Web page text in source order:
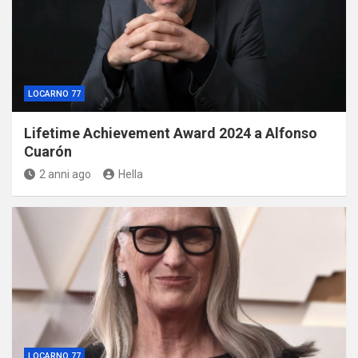
LOCARNO 77
Lifetime Achievement Award 2024 a Alfonso
Cuarón
2 anni ago Hella
LOCARNO 77